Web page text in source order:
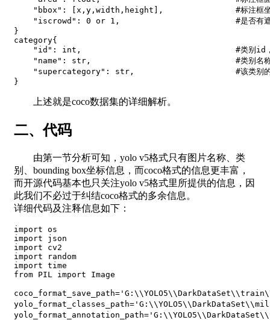
"bbox" : x , y , width , height ,
#标注框
"iscrowd" : 0 or 1 ,
#是否有
}
category{
"id" : int ,
#类别id
"name" : str ,
#类别名
"supercategory" : str ,
#该类别
}
上述就是coco数据集的详细解析。
二、代码
由第一节分析可知，yolo v5格式只有图片名称、类
别、bounding box坐标信息，而coco格式的信息更丰富，
而开源代码基本也只关注yolo v5格式里所提供的信息，因
此我们不必过于纠结coco格式的多余信息。
详细代码及注释信息如下：
import
import
import
import
import
from PIL import Image
coco_format_save_path=
yolo_format_classes_path=
yolo_format_annotation_path=